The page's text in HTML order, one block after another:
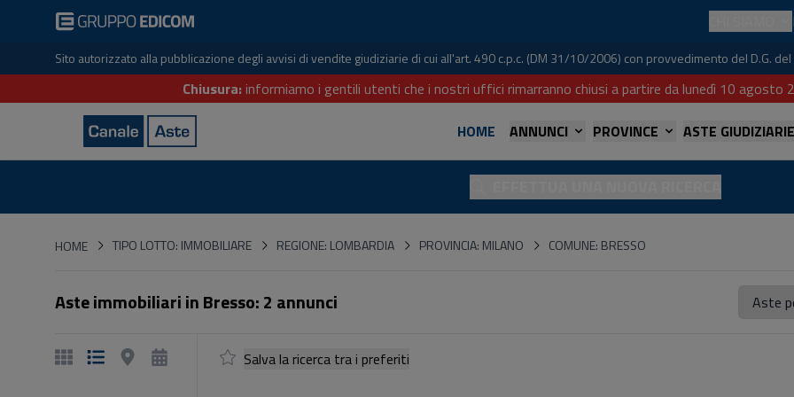
Sito autorizzato alla pubblicazione degli avvisi di vendite giudiziarie di cui all'art. 490 c.p.c. (DM 31/10/2006) con provvedimento del D.G.
Chiusura: informiamo i gentili utenti che i nostri uffici rimarranno chiusi a partire da lunedì 10
HOME
ANNUNCI PROVINCE ASTE GIUDIZIARIE
HOMEHOMETIPO LOTTO: IMMOBILIARE REGIONE: LOMBARDIA PROVINCIA: MILANO COMUNE: BRESSO
Aste immobiliari in Bresso: 2 annunci
Salva la ricerca tra i preferiti